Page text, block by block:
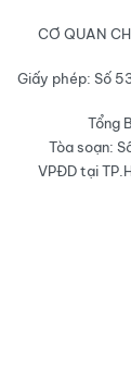
CƠ QUAN
Giấy phép: Số
Tổng
Tòa soạn:
VPĐD tại